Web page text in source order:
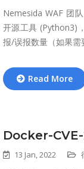
Nemesida WAF 团
开源工具 (Python3)
报/误报数量（如果需
Read More
Docker-
13 Jan, 2022